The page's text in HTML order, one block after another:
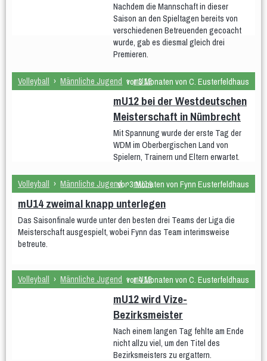
Norbert-Beil-Turnier
Anmeldung geöffnet
Sporthalle & Anreise News
WDM U18 (Mär 2024)
WDM-Magazin
WDM auf Twitch
Spielplan & Ergebnisse Grußworte
Sporthalle & Anreise Unterstützer
WDM U21 (Mai 2022)
Teams Spielplan & Ergebnisse
Grußworte
Unterstützer
WDM U15 (Apr 2022)
Spielplan & Ergebnisse
Sporthalle & Anreise
Nachdem die Mannschaft in dieser
Saison an den Spieltagen bereits von
verschiedenen Betreuenden gecoacht
wurde, gab es diesmal gleich drei
Premieren.
Volleyball › Männliche Jugend › mU12
vor 3 Monaten von C. Eusterfeldhaus
mU12 bei der Westdeutschen
Meisterschaft in Nümbrecht
Mit Spannung wurde der erste Tag der
WDM im Oberbergischen Land von
Spielern, Trainern und Eltern erwartet.
Volleyball › Männliche Jugend › mU14
vor 3 Monaten von Fynn Eusterfeldhaus
mU14 zweimal knapp unterlegen
Das Saisonfinale wurde unter den besten drei Teams der Liga die
Meisterschaft ausgespielt, wobei Fynn das Team interimsweise
betreute.
Volleyball › Männliche Jugend › mU12
vor 4 Monaten von C. Eusterfeldhaus
mU12 wird Vize-
Bezirksmeister
Nach einem langen Tag fehlte am Ende
nicht allzu viel, um den Titel des
Bezirksmeisters zu ergattern.